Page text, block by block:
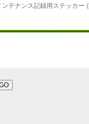
テナンス記録用ステッカー